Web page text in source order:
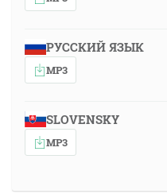
РУССКИЙ ЯЗЫК
MP3
SLOVENSKY
MP3